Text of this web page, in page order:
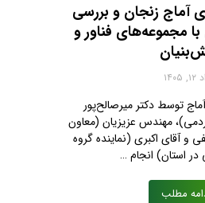
آماج زنجان و بررسی
مجموعه‌های فناور و
توسط دکتر میرصالح‌پور
مهندس عزیزیان (معاون
و آقای اکبری (نماینده گروه
در استان) انجام …
مطلب